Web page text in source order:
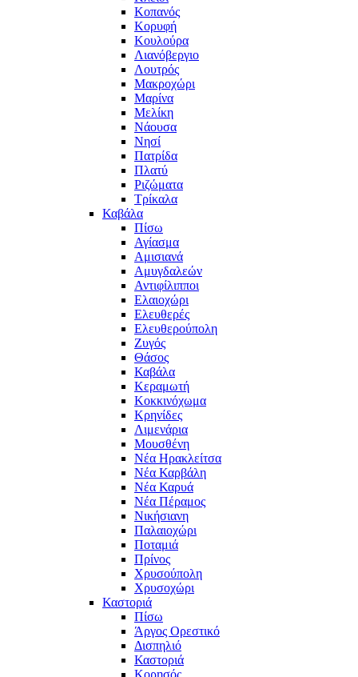
Κοπανός
Κορυφή
Κουλούρα
Λιανόβεργιο
Λουτρός
Μακροχώρι
Μαρίνα
Μελίκη
Νάουσα
Νησί
Πατρίδα
Πλατύ
Ριζώματα
Τρίκαλα
Καβάλα
Πίσω
Αγίασμα
Αμισιανά
Αμυγδαλεών
Αντιφίλιπποι
Ελαιοχώρι
Ελευθερές
Ελευθερούπολη
Ζυγός
Θάσος
Καβάλα
Κεραμωτή
Κοκκινόχωμα
Κρηνίδες
Λιμενάρια
Μουσθένη
Νέα Ηρακλείτσα
Νέα Καρβάλη
Νέα Καρυά
Νέα Πέραμος
Νικήσιανη
Παλαιοχώρι
Ποταμιά
Πρίνος
Χρυσούπολη
Χρυσοχώρι
Καστοριά
Πίσω
Άργος Ορεστικό
Δισπηλιό
Καστοριά
Κορησός